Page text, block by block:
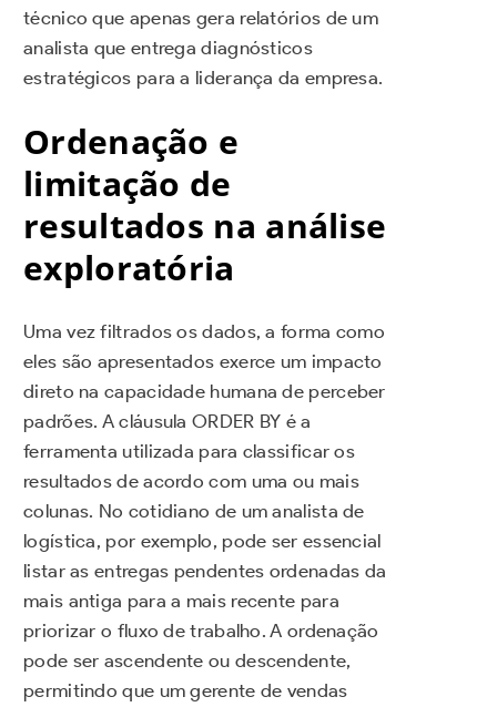
técnico que apenas gera relatórios de um
analista que entrega diagnósticos
estratégicos para a liderança da empresa.
Ordenação e
limitação de
resultados na análise
exploratória
Uma vez filtrados os dados, a forma como
eles são apresentados exerce um impacto
direto na capacidade humana de perceber
padrões. A cláusula ORDER BY é a
ferramenta utilizada para classificar os
resultados de acordo com uma ou mais
colunas. No cotidiano de um analista de
logística, por exemplo, pode ser essencial
listar as entregas pendentes ordenadas da
mais antiga para a mais recente para
priorizar o fluxo de trabalho. A ordenação
pode ser ascendente ou descendente,
permitindo que um gerente de vendas